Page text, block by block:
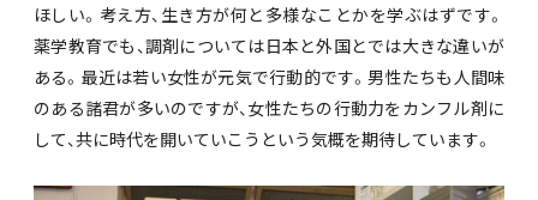
ほしい。考え方、生き方が何と多様なことかを学ぶはずです。
薬学教育でも、調剤については日本と外国とでは大きな違いが
ある。最近は若い女性が元気で行動的です。男性たちも人間味
のある諸君が多いのですが、女性たちの行動力をカンフル剤に
して、共に時代を開いていこうという気概を期待しています。